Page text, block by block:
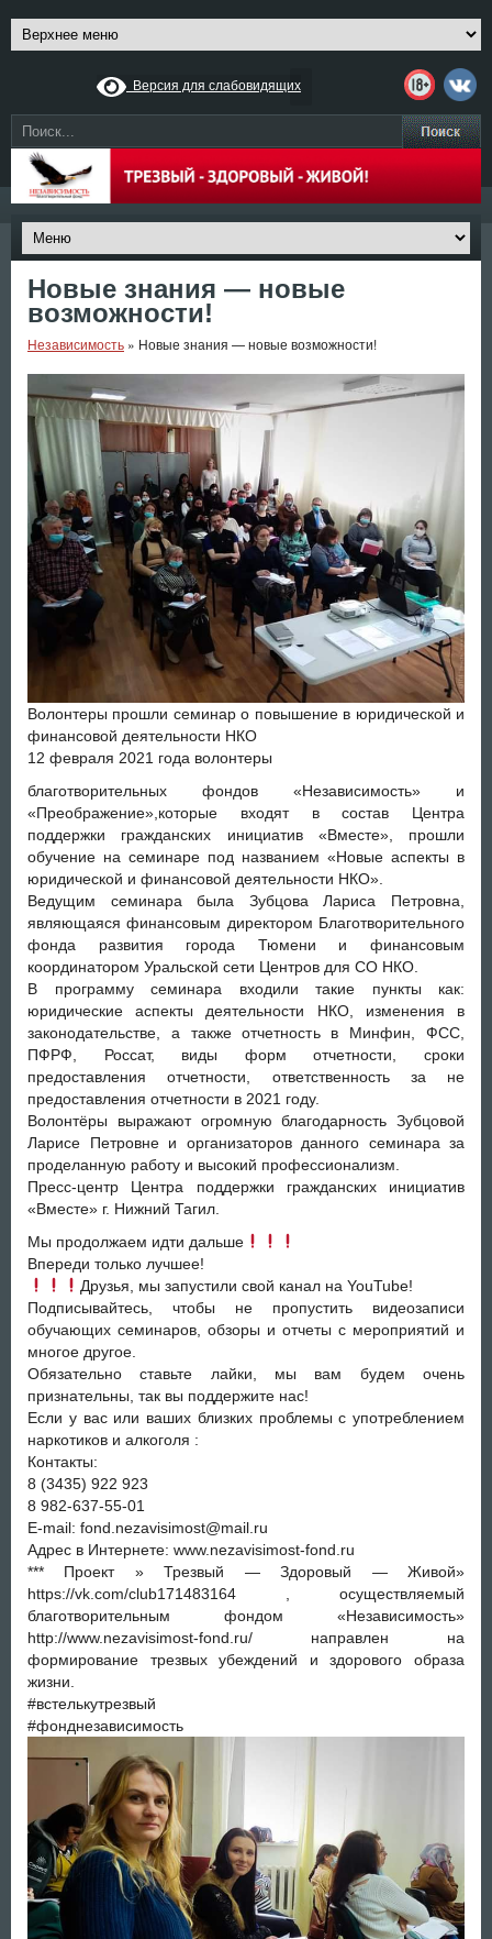
Версия для слабовидящих
Новые знания — новые
возможности!
Независимость » Новые знания — новые возможности!
Волонтеры прошли семинар о повышение в юридической и
финансовой деятельности НКО
12 февраля 2021 года волонтеры
благотворительных фондов «Независимость» и
«Преображение»,которые входят в состав Центра
поддержки гражданских инициатив «Вместе», прошли
обучение на семинаре под названием «Новые аспекты в
юридической и финансовой деятельности НКО».
Ведущим семинара была Зубцова Лариса Петровна,
являющаяся финансовым директором Благотворительного
фонда развития города Тюмени и финансовым
координатором Уральской сети Центров для СО НКО.
В программу семинара входили такие пункты как:
юридические аспекты деятельности НКО, изменения в
законодательстве, а также отчетность в Минфин, ФСС,
ПФРФ, Россат, виды форм отчетности, сроки
предоставления отчетности, ответственность за не
предоставления отчетности в 2021 году.
Волонтёры выражают огромную благодарность Зубцовой
Ларисе Петровне и организаторов данного семинара за
проделанную работу и высокий профессионализм.
Пресс-центр Центра поддержки гражданских инициатив
«Вместе» г. Нижний Тагил.
Мы продолжаем идти дальше
Впереди только лучшее!
Друзья, мы запустили свой канал на YouTube!
Подписывайтесь, чтобы не пропустить видеозаписи
обучающих семинаров, обзоры и отчеты с мероприятий и
многое другое.
Обязательно ставьте лайки, мы вам будем очень
признательны, так вы поддержите нас!
Если у вас или ваших близких проблемы с употреблением
наркотиков и алкоголя :
Контакты:
8 (3435) 922 923
8 982-637-55-01
E-mail: fond.nezavisimost@mail.ru
Адрес в Интернете: www.nezavisimost-fond.ru
*** Проект » Трезвый — Здоровый — Живой»
https://vk.com/club171483164 , осуществляемый
благотворительным фондом «Независимость»
http://www.nezavisimost-fond.ru/ направлен на
формирование трезвых убеждений и здорового образа
жизни.
#встелькутрезвый
#фонднезависимость